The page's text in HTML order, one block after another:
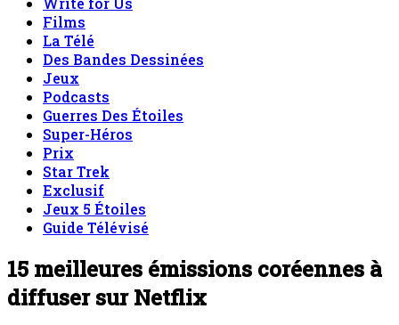
Films
La Télé
Des Bandes Dessinées
Jeux
Podcasts
Guerres Des Étoiles
Super-Héros
Prix
Star Trek
Exclusif
Jeux 5 Étoiles
Guide Télévisé
15 meilleures émissions coréennes à
diffuser sur Netflix